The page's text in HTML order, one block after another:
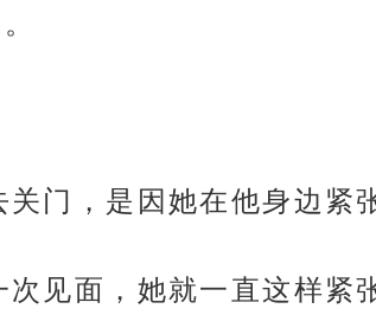
门，是因她在他身边紧
见面，她就一直这样紧